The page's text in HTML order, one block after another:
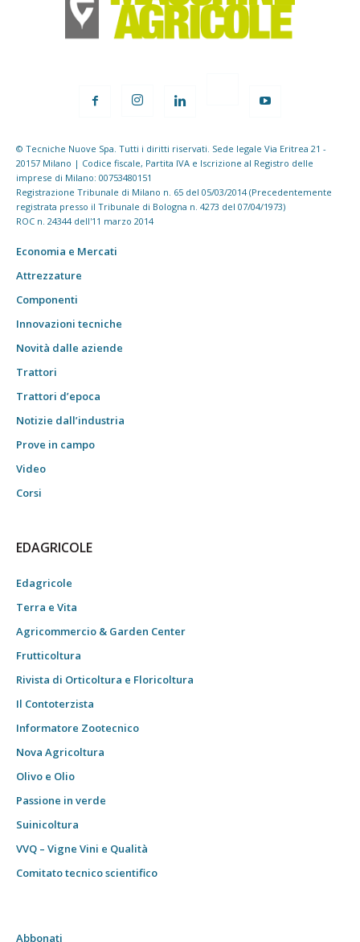
© Tecniche Nuove Spa. Tutti i diritti riservati. Sede legale Via Eritrea 21 -
20157 Milano | Codice fiscale, Partita IVA e Iscrizione al Registro delle
imprese di Milano: 00753480151
Registrazione Tribunale di Milano n. 65 del 05/03/2014 (Precedentemente
registrata presso il Tribunale di Bologna n. 4273 del 07/04/1973)
ROC n. 24344 dell'11 marzo 2014
Economia e Mercati
Attrezzature
Componenti
Innovazioni tecniche
Novità dalle aziende
Trattori
Trattori d’epoca
Notizie dall’industria
Prove in campo
Video
Corsi
EDAGRICOLE
Edagricole
Terra e Vita
Agricommercio & Garden Center
Frutticoltura
Rivista di Orticoltura e Floricoltura
Il Contoterzista
Informatore Zootecnico
Nova Agricoltura
Olivo e Olio
Passione in verde
Suinicoltura
VVQ – Vigne Vini e Qualità
Comitato tecnico scientifico
Abbonati